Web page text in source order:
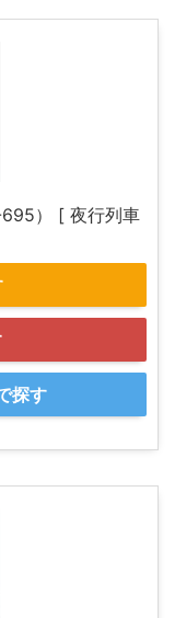
） [ 夜行列車
探す